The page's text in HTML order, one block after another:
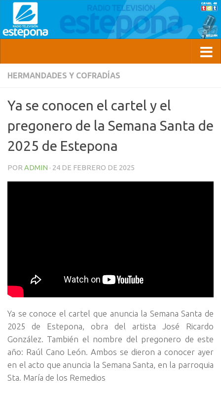
HERMANDADES Y COFRADÍAS
Ya se conocen el cartel y el
pregonero de la Semana Santa de
2025 de Estepona
POR ADMIN · 24 DE FEBRERO DE 2025
Ya se conoce el cartel que anuncia la Semana Santa de
2025 de Estepona, obra del artista José Ricardo
González. También el nombre del pregonero de este
año: Raúl Cano León. Ambos se dieron a conocer ayer
en el acto que anuncia la Semana Santa, en la parroquia
Sta. María de los Remedios